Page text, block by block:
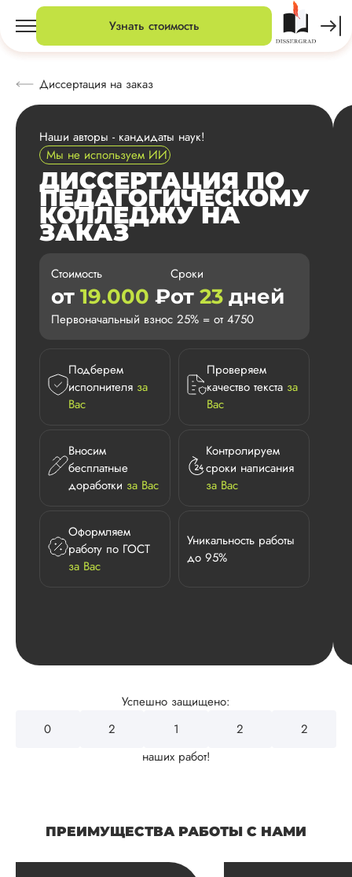
Узнать стоимость
Диссертация на заказ
Наши авторы - кандидаты наук!
Мы не используем ИИ
ДИССЕРТАЦИЯ ПО
ПЕДАГОГИЧЕСКОМУ
КОЛЛЕДЖУ НА
ЗАКАЗ
Стоимость
от 19.000 ₽
Сроки
от 23 дней
Первоначальный взнос 25% = от 4750
Подберем
исполнителя за
Вас
Проверяем
качество текста за
Вас
Вносим
бесплатные
доработки за Вас
Контролируем
сроки написания
за Вас
Оформляем
работу по ГОСТ
за Вас
Уникальность работы
до 95%
Успешно защищено:
2
3
4
2
0
наших работ!
ПРЕИМУЩЕСТВА РАБОТЫ С НАМИ